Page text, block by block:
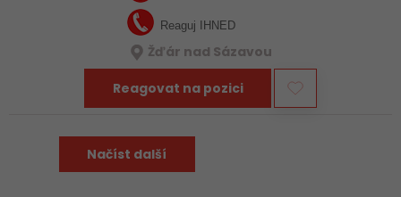
Reaguj IHNED
Žďár nad Sázavou
Reagovat na pozici
Načíst další